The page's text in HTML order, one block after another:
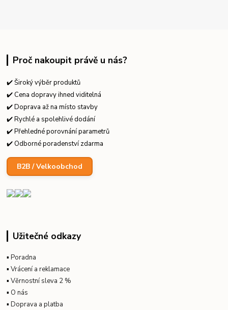
Proč nakoupit právě u nás?
✔️ Široký výběr produktů
✔️ Cena dopravy ihned viditelná
✔️ Doprava až na místo stavby
✔️ Rychlé a spolehlivé dodání
✔️ Přehledné porovnání parametrů
✔️ Odborné poradenství zdarma
B2B / Velkoobchod
Užitečné odkazy
▪Poradna
▪Vrácení a reklamace
▪Věrnostní sleva 2 %
▪ O nás
▪Doprava a platba